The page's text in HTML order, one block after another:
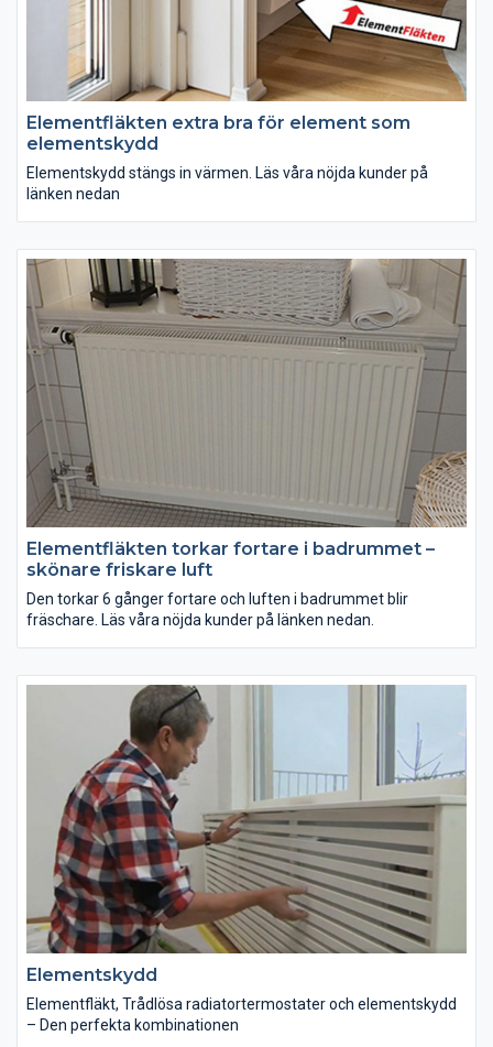
Elementfläkten extra bra för element som
elementskydd
Elementskydd stängs in värmen. Läs våra nöjda kunder på
länken nedan
Elementfläkten torkar fortare i badrummet –
skönare friskare luft
Den torkar 6 gånger fortare och luften i badrummet blir
fräschare. Läs våra nöjda kunder på länken nedan.
Elementskydd
Elementfläkt, Trådlösa radiatortermostater och elementskydd
– Den perfekta kombinationen